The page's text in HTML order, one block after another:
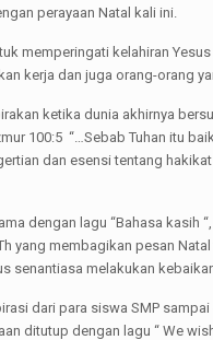
perayaan Natal kali ini.
memperingati kelahiran
kerja dan juga orang-orang
ketika dunia akhirnya
100:5 “…Sebab Tuhan itu
dan esensi tentang
dengan lagu “Bahasa kasih
yang membagikan pesan
melakukan
dari para siswa SMP
ditutup dengan lagu “ We